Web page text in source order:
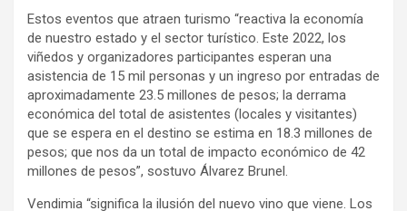
Estos eventos que atraen turismo “reactiva la economía
de nuestro estado y el sector turístico. Este 2022, los
viñedos y organizadores participantes esperan una
asistencia de 15 mil personas y un ingreso por entradas de
aproximadamente 23.5 millones de pesos; la derrama
económica del total de asistentes (locales y visitantes)
que se espera en el destino se estima en 18.3 millones de
pesos; que nos da un total de impacto económico de 42
millones de pesos”, sostuvo Álvarez Brunel.
Vendimia “significa la ilusión del nuevo vino que viene. Los